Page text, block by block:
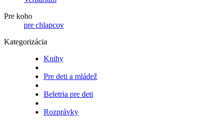
Pre koho
pre chlapcov
Kategorizácia
Knihy
Pre deti a mládež
Beletria pre deti
Rozprávky